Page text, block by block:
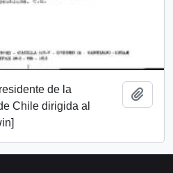
de la
Chile dirigida al